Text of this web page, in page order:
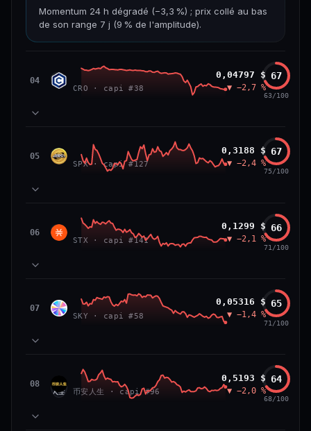
Momentum 24 h dégradé (−3,3 %) ; prix collé au bas
de son range 7 j (9 % de l'amplitude).
3,6 Md$
VAR. 7 J VAR. 30 J
−84,0 % #26
66/100
04 CRO Cronos
CRO · capi #38
0,04797 $
▼ −2,7 %
67
63/100
81
TECHNIQUE 87
VOLUME 71
39
NEWS
momentum 24 h dégradé (−2,7 %) et volume 24 h atone
(0,3 % de sa capitalisation échangés).
CAP. MARCHÉ
VAR. 7 J
−12,5 %
VAR. 30 J
−14,0 %
VS ATH
05 SPX SPX6900
SPX · capi #127
0,3188 $
▼ −2,4 %
67
75/100
83
TECHNIQUE 64
VOLUME 72
52
NEWS
h atone (1,0 % de sa capitalisation échangés).
297 M$
06 STX Stacks
STX · capi #141
0,1299 $
▼ −2,1 %
66
71/100
83
TECHNIQUE 81
VOLUME 54
52
NEWS
07 SKY Sky
SKY · capi #58
0,05316 $
▼ −1,4 %
65
71/100
65
TECHNIQUE 90
VOLUME 72
52
NEWS
08
币安
人生
币安人生 (BinanceLife)
币安人生 · capi #96
0,5193 $
▼ −2,0 %
64
68/100